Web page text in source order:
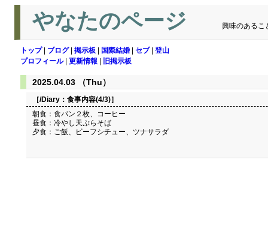
やなたのページ 興味のあるこ
トップ| ブログ| 掲示板 国際結婚 セブ| 登山
プロフィール| 更新情報 旧掲示板
2025.04.03 （Thu）
［/Diary： 食事内容(4/3)］
朝食：食パン２枚、コーヒー
昼食：冷やし天ぷらそば
夕食：ご飯、ビーフシチュー、ツナサラダ